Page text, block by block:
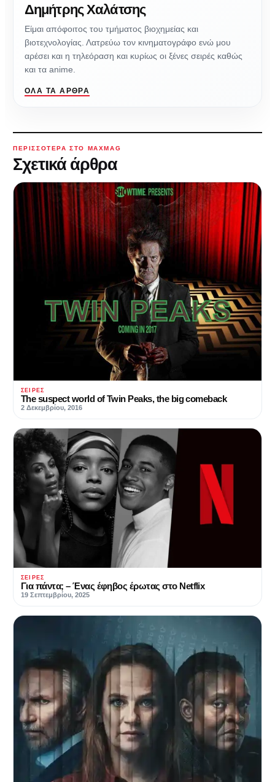
Δημήτρης Χαλάτσης
Είμαι απόφοιτος του τμήματος βιοχημείας και
βιοτεχνολογίας. Λατρεύω τον κινηματογράφο ενώ μου
αρέσει και η τηλεόραση και κυρίως οι ξένες σειρές καθώς
και τα anime.
ΌΛΑ ΤΑ ΆΡΘΡΑ
ΠΕΡΙΣΣΌΤΕΡΑ ΣΤΟ MAXMAG
Σχετικά άρθρα
ΣΕΙΡΈΣ
The suspect world of Twin Peaks, the big comeback
2 Δεκεμβρίου, 2016
ΣΕΙΡΈΣ
Για πάντα; – Ένας έφηβος έρωτας στο Netflix
19 Σεπτεμβρίου, 2025